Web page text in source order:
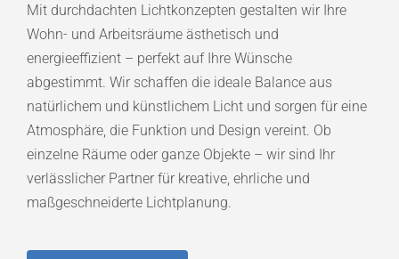
Mit durchdachten Lichtkonzepten gestalten wir Ihre
Wohn- und Arbeitsräume ästhetisch und
energieeffizient – perfekt auf Ihre Wünsche
abgestimmt. Wir schaffen die ideale Balance aus
natürlichem und künstlichem Licht und sorgen für eine
Atmosphäre, die Funktion und Design vereint. Ob
einzelne Räume oder ganze Objekte – wir sind Ihr
verlässlicher Partner für kreative, ehrliche und
maßgeschneiderte Lichtplanung.